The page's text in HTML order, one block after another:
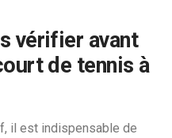
vérifier avant
de tennis à
il est indispensable de